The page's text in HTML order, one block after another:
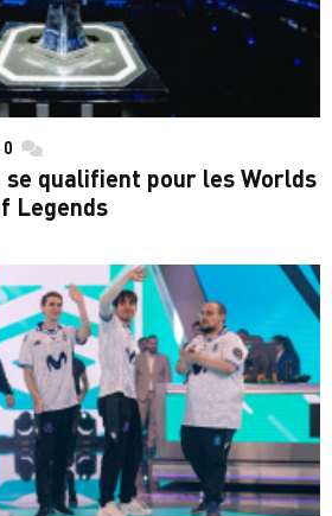
0 commentaires
se qualifient pour les Worlds
Legends